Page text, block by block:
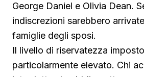
George Daniel e Olivia Dean.
indiscrezioni sarebbero
famiglie degli sposi.
Il livello di riservatezza
particolarmente elevato. Chi